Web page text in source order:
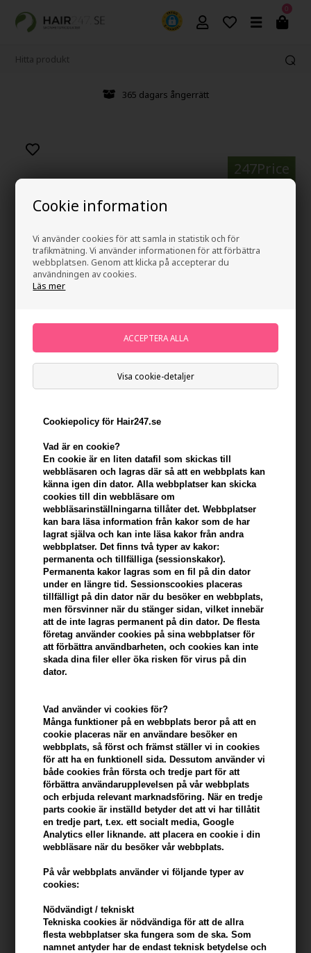
Cookie information
Vi använder cookies för att samla in statistik och för
trafikmätning. Vi använder informationen för att förbättra
webbplatsen. Genom att klicka på accepterar du
användningen av cookies.
Läs mer
Visa cookie-detaljer
Cookiepolicy för Hair247.se
Vad är en cookie?
En cookie är en liten datafil som skickas till
webbläsaren och lagras där så att en webbplats kan
känna igen din dator. Alla webbplatser kan skicka
cookies till din webbläsare om
webbläsarinställningarna tillåter det. Webbplatser
kan bara läsa information från kakor som de har
lagrat själva och kan inte läsa kakor från andra
webbplatser. Det finns två typer av kakor:
permanenta och tillfälliga (sessionskakor).
Permanenta kakor lagras som en fil på din dator
under en längre tid. Sessionscookies placeras
tillfälligt på din dator när du besöker en webbplats,
men försvinner när du stänger sidan, vilket innebär
att de inte lagras permanent på din dator. De flesta
företag använder cookies på sina webbplatser för
att förbättra användbarheten, och cookies kan inte
skada dina filer eller öka risken för virus på din
dator.
Vad använder vi cookies för?
Många funktioner på en webbplats beror på att en
cookie placeras när en användare besöker en
webbplats, så först och främst ställer vi in ​​cookies
för att ha en funktionell sida. Dessutom använder vi
både cookies från första och tredje part för att
förbättra användarupplevelsen på vår webbplats
och erbjuda relevant marknadsföring. När en tredje
parts cookie är inställd betyder det att vi har tillåtit
en tredje part, t.ex. ett socialt media, Google
Analytics eller liknande. att placera en cookie i din
webbläsare när du besöker vår webbplats.
På vår webbplats använder vi följande typer av
cookies:
Nödvändigt / tekniskt
Tekniska cookies är nödvändiga för att de allra
flesta webbplatser ska fungera som de ska. Som
namnet antyder har de endast teknisk betydelse och
0
365 dagars ångerrätt
247Price
Milk_shake Colour Maintainer Conditioner Flower
Fragrance 300ml
Varumärken»Milk_shake
185,00SEK
+
I lager- Leveranstid: 2-3 arbetsdagar
Du tjänar 9 Bonuskronor på köp av denna artikel -Visa mitt
konto
KÖP FÖR YTTERLIGARE 499,00 SEK OCH FÅ FRI FRAKT
Beskrivning Recensioner Tillverkare
Milk_shake Colour Maintainer Conditioner Flower Fragrance 300ml
Egenskaper
Upptäck den ultimata lösningen för att behålla och förbättra färgen
på ditt hår med Milk_shake Color Maintainer Conditioner i praktisk
300 ml. Det lyxiga balsamet är speciellt utvecklat för att bevara och
intensifiera färgen på färgat hår, samtidigt som det lämnar det
silkeslent och friskt.
avancerade färgbevarande ingredienser som skyddar din hårfärg
från att blekna och tvättas ut. Njut av levande och lysande färger
längre.